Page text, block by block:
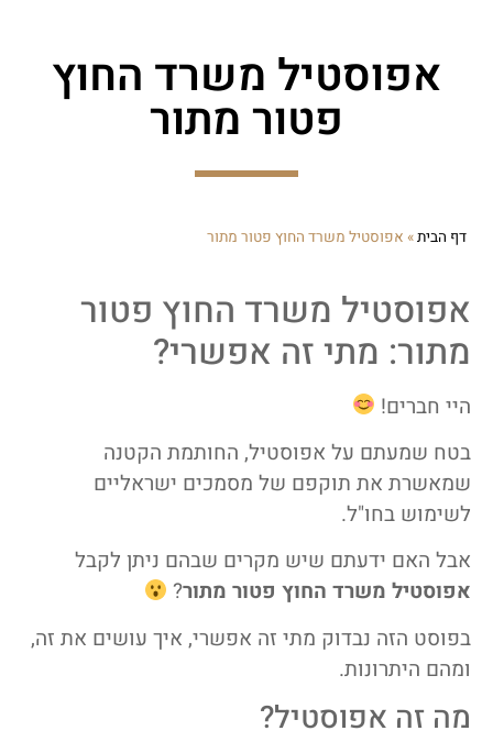
אפוסטיל משרד החוץ
פטור מתור
דף הבית» אפוסטיל משרד החוץ פטור מתור
אפוסטיל משרד החוץ פטור
מתור: מתי זה אפשרי?
היי חברים!
בטח שמעתם על אפוסטיל, החותמת הקטנה
שמאשרת את תוקפם של מסמכים ישראליים
לשימוש בחו"ל.
אבל האם ידעתם שיש מקרים שבהם ניתן לקבל
אפוסטיל משרד החוץ פטור מתור?
בפוסט הזה נבדוק מתי זה אפשרי, איך עושים את זה,
ומהם היתרונות.
מה זה אפוסטיל?